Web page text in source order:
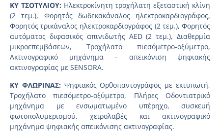
ΚΥ ΤΣΟΤΥΛΙΟΥ: Ηλεκτροκίνητη τροχήλατη εξεταστική κλίνη
(2 τεμ.), Φορητός δωδεκακάναλος ηλεκτροκαρδιογράφος,
Φορητός τρικάναλος ηλεκτροκαρδιογράφος (2 τεμ.), Φορητός
αυτόματος διφασικός απινιδωτής AED (2 τεμ.), Διαθερμία
μικροεπεμβάσεων, Τροχήλατο πιεσόμετρο-οξύμετρο,
Ακτινογραφικό μηχάνημα – απεικόνιση ψηφιακής
ακτινογραφίας με SENSORA.
ΚΥ ΦΛΩΡΙΝΑΣ: Ψηφιακός Ορθοπαντογράφος με εκτυπωτή,
Τροχήλατο πιεσόμετρο-οξύμετρο, Πλήρες Οδοντιατρικό
μηχάνημα με ενσωματωμένο υπέρηχο, συσκευή
φωτοπολυμερισμού, χειρολαβές και ακτινογραφικό
μηχάνημα ψηφιακής απεικόνισης ακτινογραφίας.